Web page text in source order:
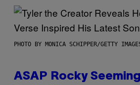
PHOTO BY MONICA SCHIPPER/GETTY
ASAP Rocky